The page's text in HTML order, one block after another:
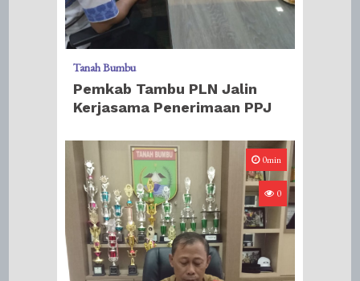
Tanah Bumbu
Pemkab Tambu PLN Jalin
Kerjasama Penerimaan PPJ
0min
0